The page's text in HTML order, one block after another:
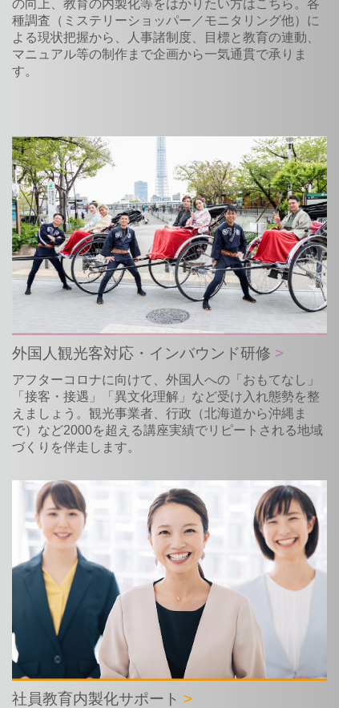
の向上、教育の内製化等をはかりたい方はこちら。各
種調査（ミステリーショッパー／モニタリング他）に
よる現状把握から、人事諸制度、目標と教育の連動、
マニュアル等の制作まで企画から一気通貫で承りま
す。
外国人観光客対応・インバウンド研修 >
アフターコロナに向けて、外国人への「おもてなし」
「接客・接遇」「異文化理解」など受け入れ態勢を整
えましょう。観光事業者、行政（北海道から沖縄ま
で）など2000を超える講座実績でリピートされる地域
づくりを伴走します。
社員教育内製化サポート >